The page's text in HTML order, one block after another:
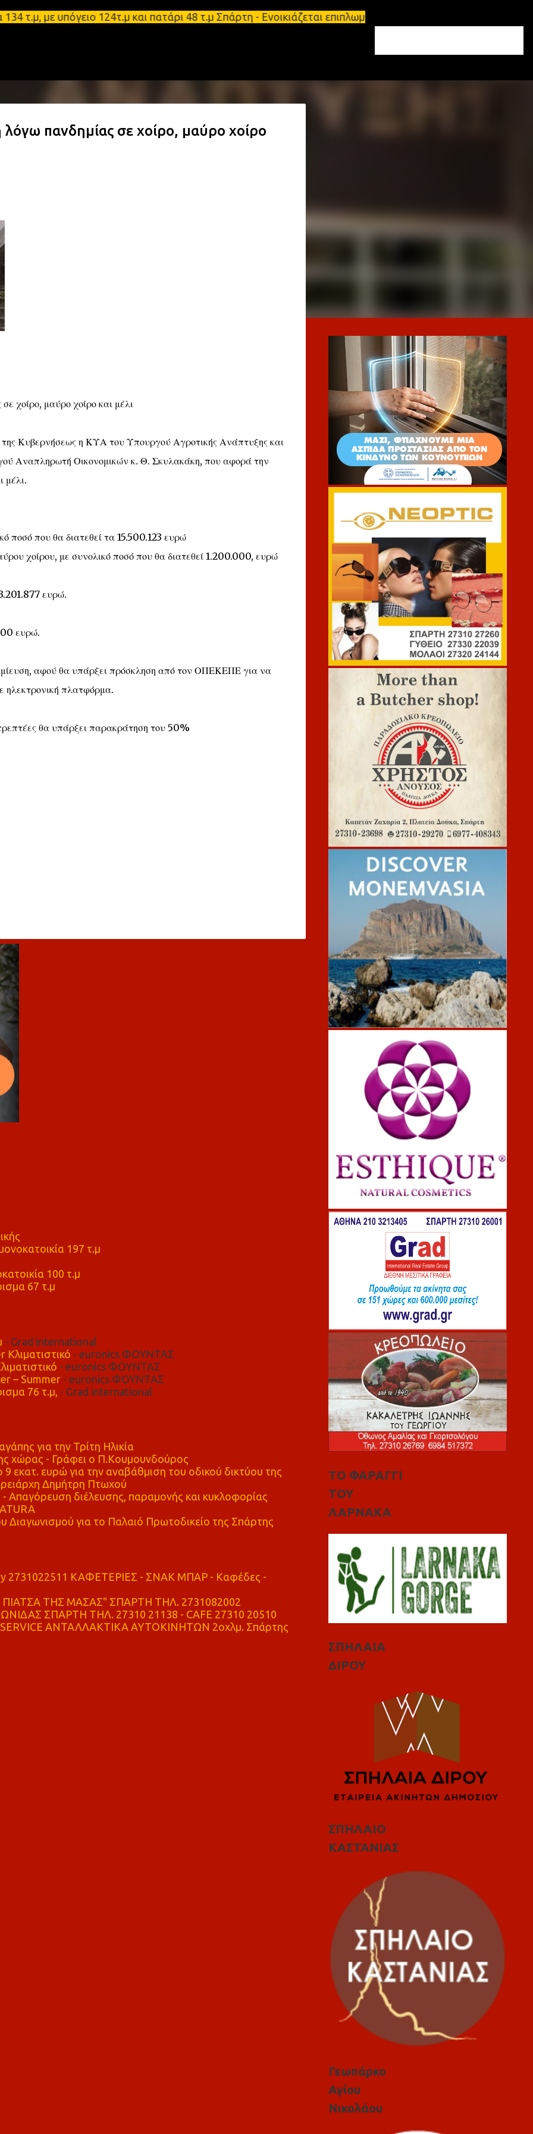
Μετάβαση στο κύριο περιεχόμενο
υπόγειο 124τ.μ και πατάρι 48 τ.μ Σπάρτη - Ενοικιάζεται επιπλωμένο διαμέρισμα 65τ.μ
πανδημίας σε χοίρο, μαύρο χοίρο
χοίρο, μαύρο χοίρο και μέλι
της Κυβερνήσεως η ΚΥΑ του Υπουργού Αγροτικής Ανάπτυξης και
Αναπληρωτή Οικονομικών κ. Θ. Σκυλακάκη, που αφορά την
μέλι.
ποσό που θα διατεθεί τα 15.500.123 ευρώ
χοίρου, με συνολικό ποσό που θα διατεθεί 1.200.000, ευρώ
ευρώ.
ευρώ.
αφού θα υπάρξει πρόσκληση από τον ΟΠΕΚΕΠΕ για να
ηλεκτρονική πλατφόρμα.
θα υπάρξει παρακράτηση του 50%
197 τ.μ
100 τ.μ
67 τ.μ
- Grad international
- euronics ΦΟΥΝΤΑΣ
- euronics ΦΟΥΝΤΑΣ
– Summer- euronics ΦΟΥΝΤΑΣ
76 τ.μ, - Grad international
για την Τρίτη Ηλικία
χώρας - Γράφει ο Π.Κουμουνδούρος
9 εκατ. ευρώ για την αναβάθμιση του οδικού δικτύου της
Δημήτρη Πτωχού
διέλευσης, παραμονής και κυκλοφορίας
Διαγωνισμού για το Παλαιό Πρωτοδικείο της Σπάρτης
2731022511 ΚΑΦΕΤΕΡΙΕΣ - ΣΝΑΚ ΜΠΑΡ - Καφέδες -
ΤΗΣ ΜΑΣΑΣ" ΣΠΑΡΤΗ ΤΗΛ. 2731082002
ΣΠΑΡΤΗ ΤΗΛ. 27310 21138 - CAFE 27310 20510
ΑΝΤΑΛΛΑΚΤΙΚΑ ΑΥΤΟΚΙΝΗΤΩΝ 2οχλμ. Σπάρτης
ΤΟ ΦΑΡΑΓΓΙ
ΤΟΥ
ΛΑΡΝΑΚΑ
ΣΠΗΛΑΙΑ
ΔΙΡΟΥ
ΣΠΗΛΑΙΟ
ΚΑΣΤΑΝΙΑΣ
Γεωπάρκο
Αγίου
Νικολάου